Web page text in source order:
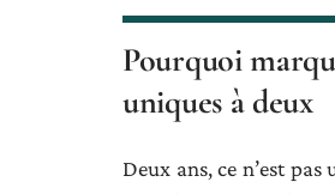
Pourquoi
uniques à deux
Deux ans, ce n’est